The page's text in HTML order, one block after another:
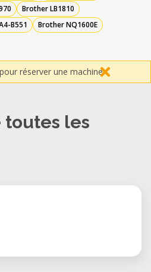
Brother LB1810
B551
Brother NQ1600E
pour réserver une machine.
toutes les